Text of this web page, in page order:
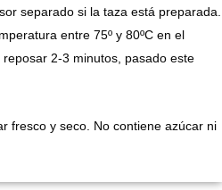
separado si la taza está preparada.
entre 75º y 80ºC en el
2-3 minutos, pasado este
fresco y seco. No contiene azúcar ni